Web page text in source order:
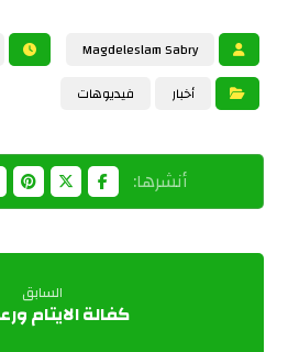
Magdeleslam Sabry
أخبار
فيديوهات
السابق
كفالة الايتام